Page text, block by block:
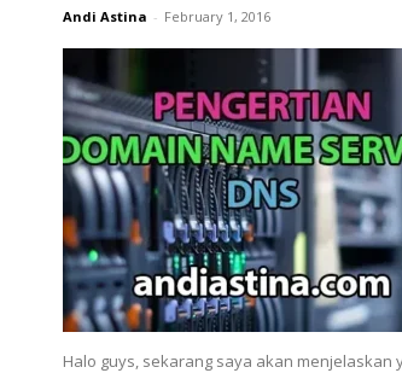
Andi Astina - February 1, 2016
Halo guys, sekarang saya akan menjelaskan